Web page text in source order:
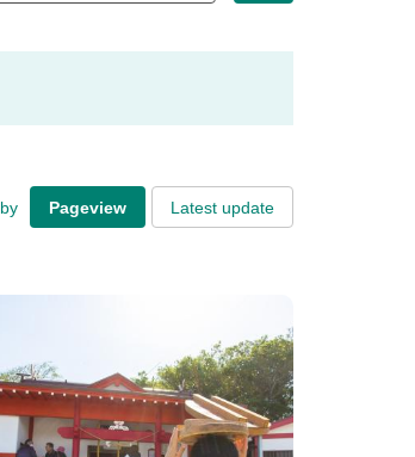
Pageview Latest update